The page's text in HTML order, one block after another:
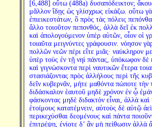
[6,488] οὕτω (488a) δυσαπόδεικτον; ἄκουε
μᾶλλον ἴδῃς ὡς γλίσχρως εἰκάζω. οὕτω
ἐπιεικεστάτων, ὃ πρὸς τὰς πόλεις
ἄλλο τοιοῦτον πεπονθός, ἀλλὰ δεῖ ἐκ
καὶ ἀπολογούμενον ὑπὲρ αὐτῶν, οἷον οἱ
τοιαῦτα μειγνύντες γράφουσιν. νόησον
πολλῶν νεῶν πέρι εἴτε μιᾶς· ναύκληρον
ὑπὲρ τοὺς ἐν τῇ νηὶ πάντας, ὑπόκωφον
καὶ γιγνώσκοντα περὶ ναυτικῶν ἕτερα
στασιάζοντας πρὸς ἀλλήλους περὶ τῆς
δεῖν κυβερνᾶν, μήτε μαθόντα πώποτε τὴν
διδάσκαλον ἑαυτοῦ μηδὲ χρόνον ἐν ᾧ
φάσκοντας μηδὲ διδακτὸν εἶναι, ἀλλὰ
ἑτοίμους κατατέμνειν, αὐτοὺς δὲ αὐτῷ
περικεχύσθαι δεομένους καὶ πάντα
ἐπιτρέψῃ, ἐνίοτε δ’ ἂν μὴ πείθωσιν